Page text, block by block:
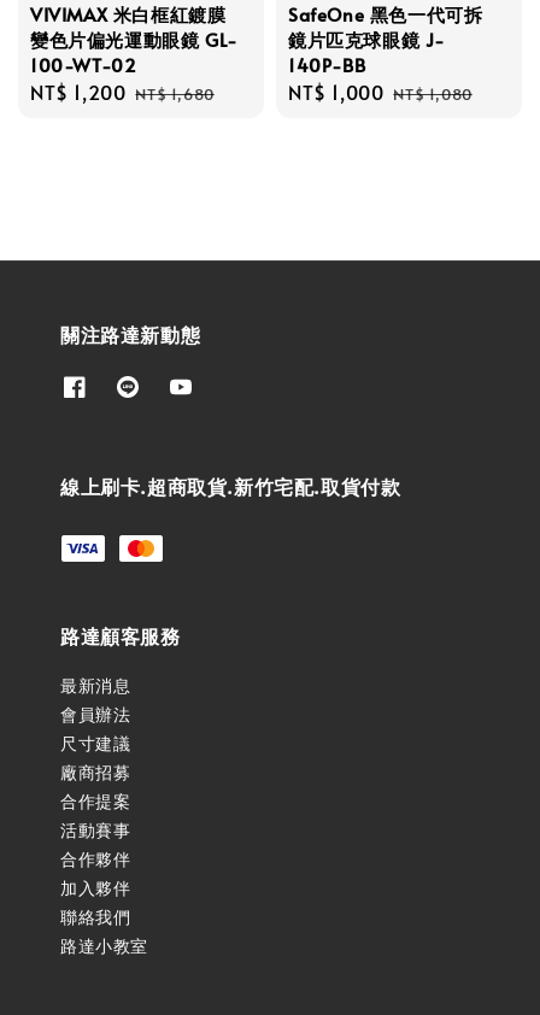
VIVIMAX 米白框紅鍍膜
變色片偏光運動眼鏡 GL-
100-WT-02
Sale
NT$ 1,200 Regular
NT$ 1,680
SafeOne 黑色一代可拆
鏡片匹克球眼鏡 J-
140P-BB
Sale
NT$ 1,000 Regular
NT$ 1,080
關注路達新動態
線上刷卡.超商取貨.新竹宅配.取貨付款
路達顧客服務
最新消息
會員辦法
尺寸建議
廠商招募
合作提案
活動賽事
合作夥伴
加入夥伴
聯絡我們
路達小教室